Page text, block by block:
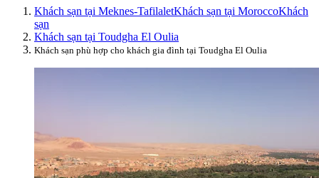
Khách sạn tại Meknes-TafilaletKhách sạn tại MoroccoKhách
sạn
Khách sạn tại Toudgha El Oulia
Khách sạn phù hợp cho khách gia đình tại Toudgha El Oulia